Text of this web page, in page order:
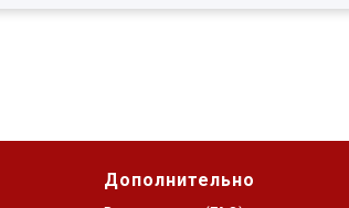
Дополнительно